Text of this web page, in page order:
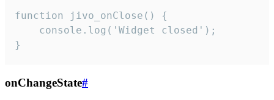
function jivo_onClose() {
    console.log('Widget closed');
}
onChangeState#